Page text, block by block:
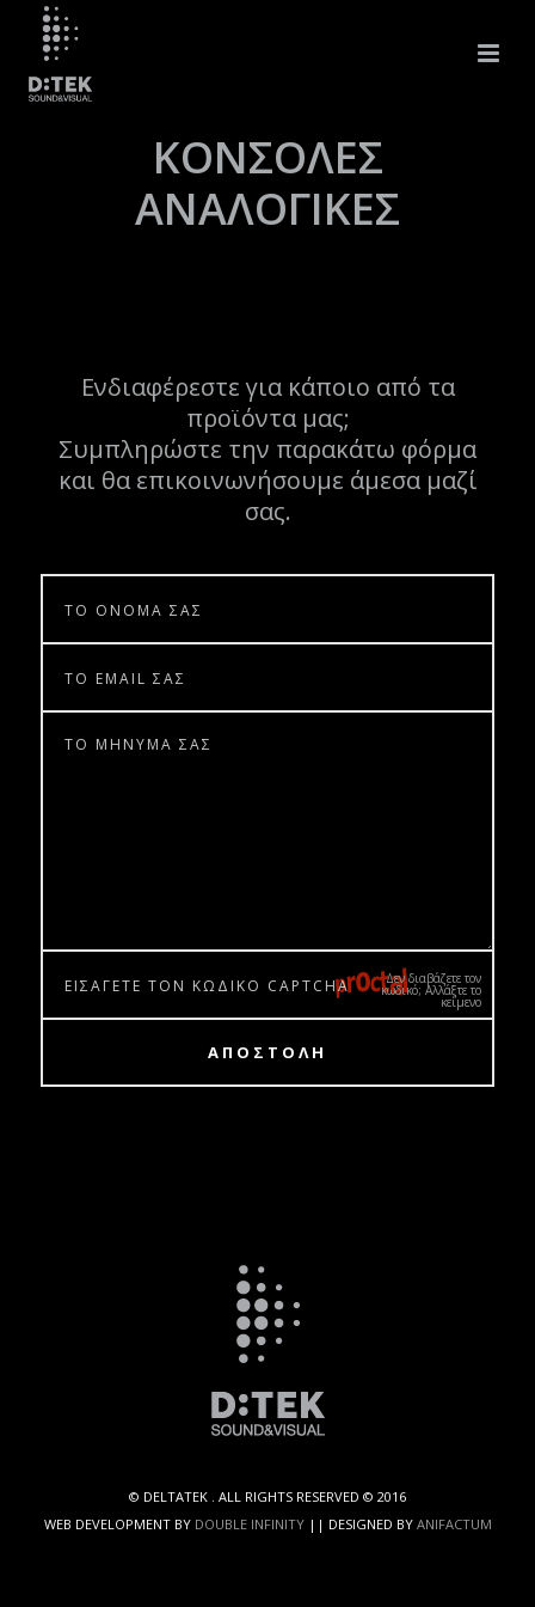
ΚΟΝΣΟΛΕΣ
ΑΝΑΛΟΓΙΚΕΣ
Ενδιαφέρεστε για κάποιο από τα
προϊόντα μας;
Συμπληρώστε την παρακάτω φόρμα
και θα επικοινωνήσουμε άμεσα μαζί
σας.
Δεν διαβάζετε τον
κωδικό; Αλλάξτε το
κείμενο
ΑΠΟΣΤΟΛΗ
© DELTATEK . ALL RIGHTS RESERVED © 2016
WEB DEVELOPMENT BY DOUBLE INFINITY|| DESIGNED BY ANIFACTUM